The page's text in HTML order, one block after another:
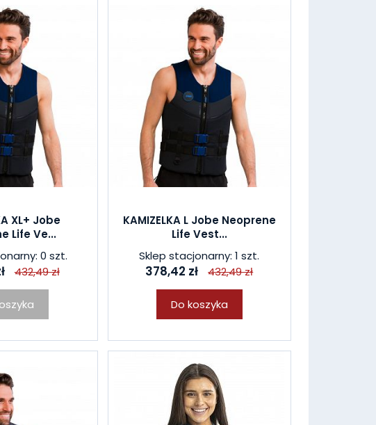
XL+ Jobe
Life Ve...
0 szt.
432,49 zł
KAMIZELKA L Jobe Neoprene
Life Vest...
Sklep stacjonarny: 1 szt.
378,42 zł 432,49 zł
Do koszyka